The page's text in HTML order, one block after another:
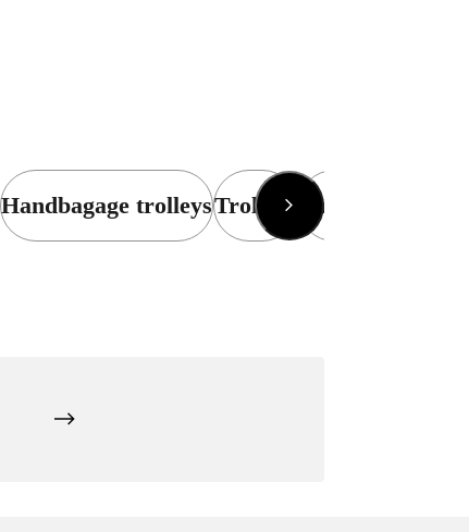
Handbagage trolleysTrolleys Tumi Trolleys